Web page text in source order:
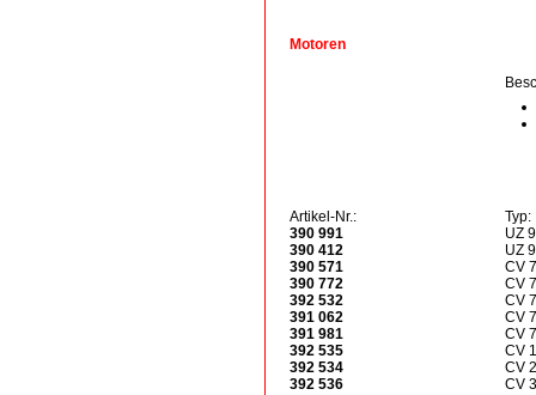
Motoren
Artikel-Nr.:
390 991
390 412
390 571
390 772
392 532
391 062
391 981
392 535
392 534
392 536
Typ:
UZ
UZ
CV
CV
CV
CV
CV
CV
CV
CV